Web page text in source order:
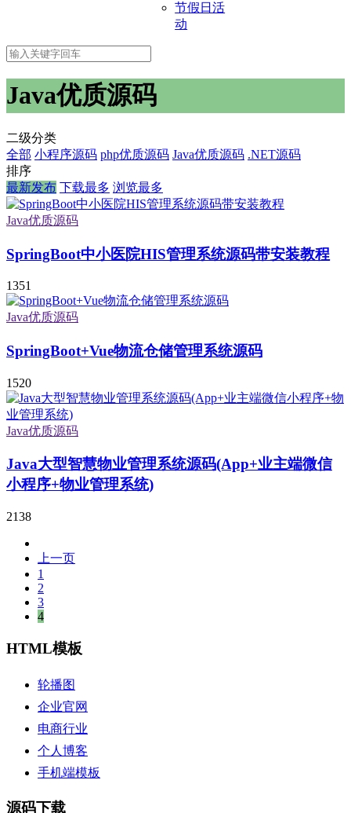
节假日活
动
Java优质源码
二级分类
全部 小程序源码 php优质源码 Java优质源码 .NET源码
排序
最新发布 下载最多 浏览最多
Java优质源码
SpringBoot中小医院HIS管理系统源码带安装教程
1351
Java优质源码
SpringBoot+Vue物流仓储管理系统源码
1520
Java优质源码
Java大型智慧物业管理系统源码(App+业主端微信
小程序+物业管理系统)
2138
上一页
1
2
3
4
HTML模板
轮播图
企业官网
电商行业
个人博客
手机端模板
源码下载